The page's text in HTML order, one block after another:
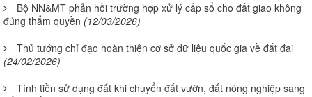
Bộ NN&MT phản hồi trường hợp xử lý cấp sổ cho đất giao không
đúng thẩm quyền (12/03/2026)
Thủ tướng chỉ đạo hoàn thiện cơ sở dữ liệu quốc gia về đất đai
(24/02/2026)
Tính tiền sử dụng đất khi chuyển đất vườn, đất nông nghiệp sang